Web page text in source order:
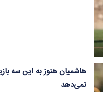
هاشمیان هنوز به این سه
نمی‌دهد